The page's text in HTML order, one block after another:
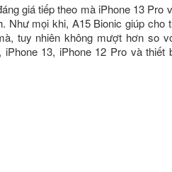
giá tiếp theo mà iPhone 13
Như mọi khi, A15 Bionic giúp cho
tuy nhiên không mượt hơn so
13, iPhone 12 Pro và thiết